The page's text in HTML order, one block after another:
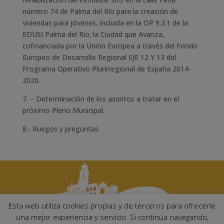
número 74 de Palma del Río para la creación de
viviendas para jóvenes, incluida en la OP 9.3.1 de la
EDUSI Palma del Río; la Ciudad que Avanza,
cofinanciada por la Unión Europea a través del Fondo
Europeo de Desarrollo Regional EJE 12 Y 13 del
Programa Operativo Plurirregional de España 2014-
2020.
7. – Determinación de los asuntos a tratar en el
próximo Pleno Municipal.
8.- Ruegos y preguntas.
Esta web utiliza cookies propias y de terceros para ofrecerle
una mejor experiencia y servicio. Si continúa navegando,